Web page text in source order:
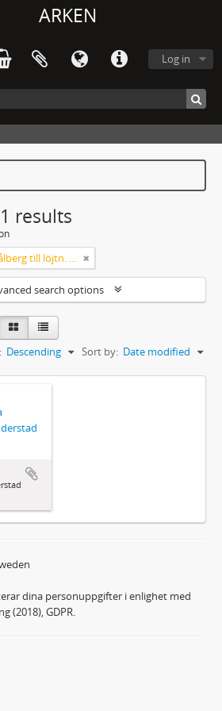
ARKEN
Log in
results
Brev från Wilhelmina Stålberg till löjtn. Ridderstad 1857
search options
Sort by: Date modified
Descending
dina personuppgifter i enlighet med
(2018), GDPR.